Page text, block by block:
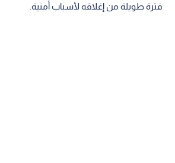
فترة طويلة من إغلاقه لأسباب أمنية.